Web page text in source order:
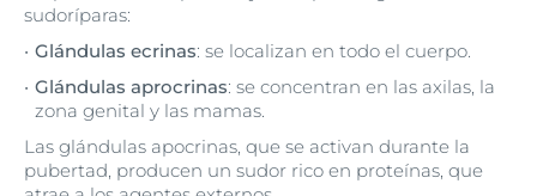
sudoríparas:
Glándulas ecrinas: se localizan en todo el cuerpo.
Glándulas aprocrinas: se concentran en las axilas, la
zona genital y las mamas.
Las glándulas apocrinas, que se activan durante la
pubertad, producen un sudor rico en proteínas, que